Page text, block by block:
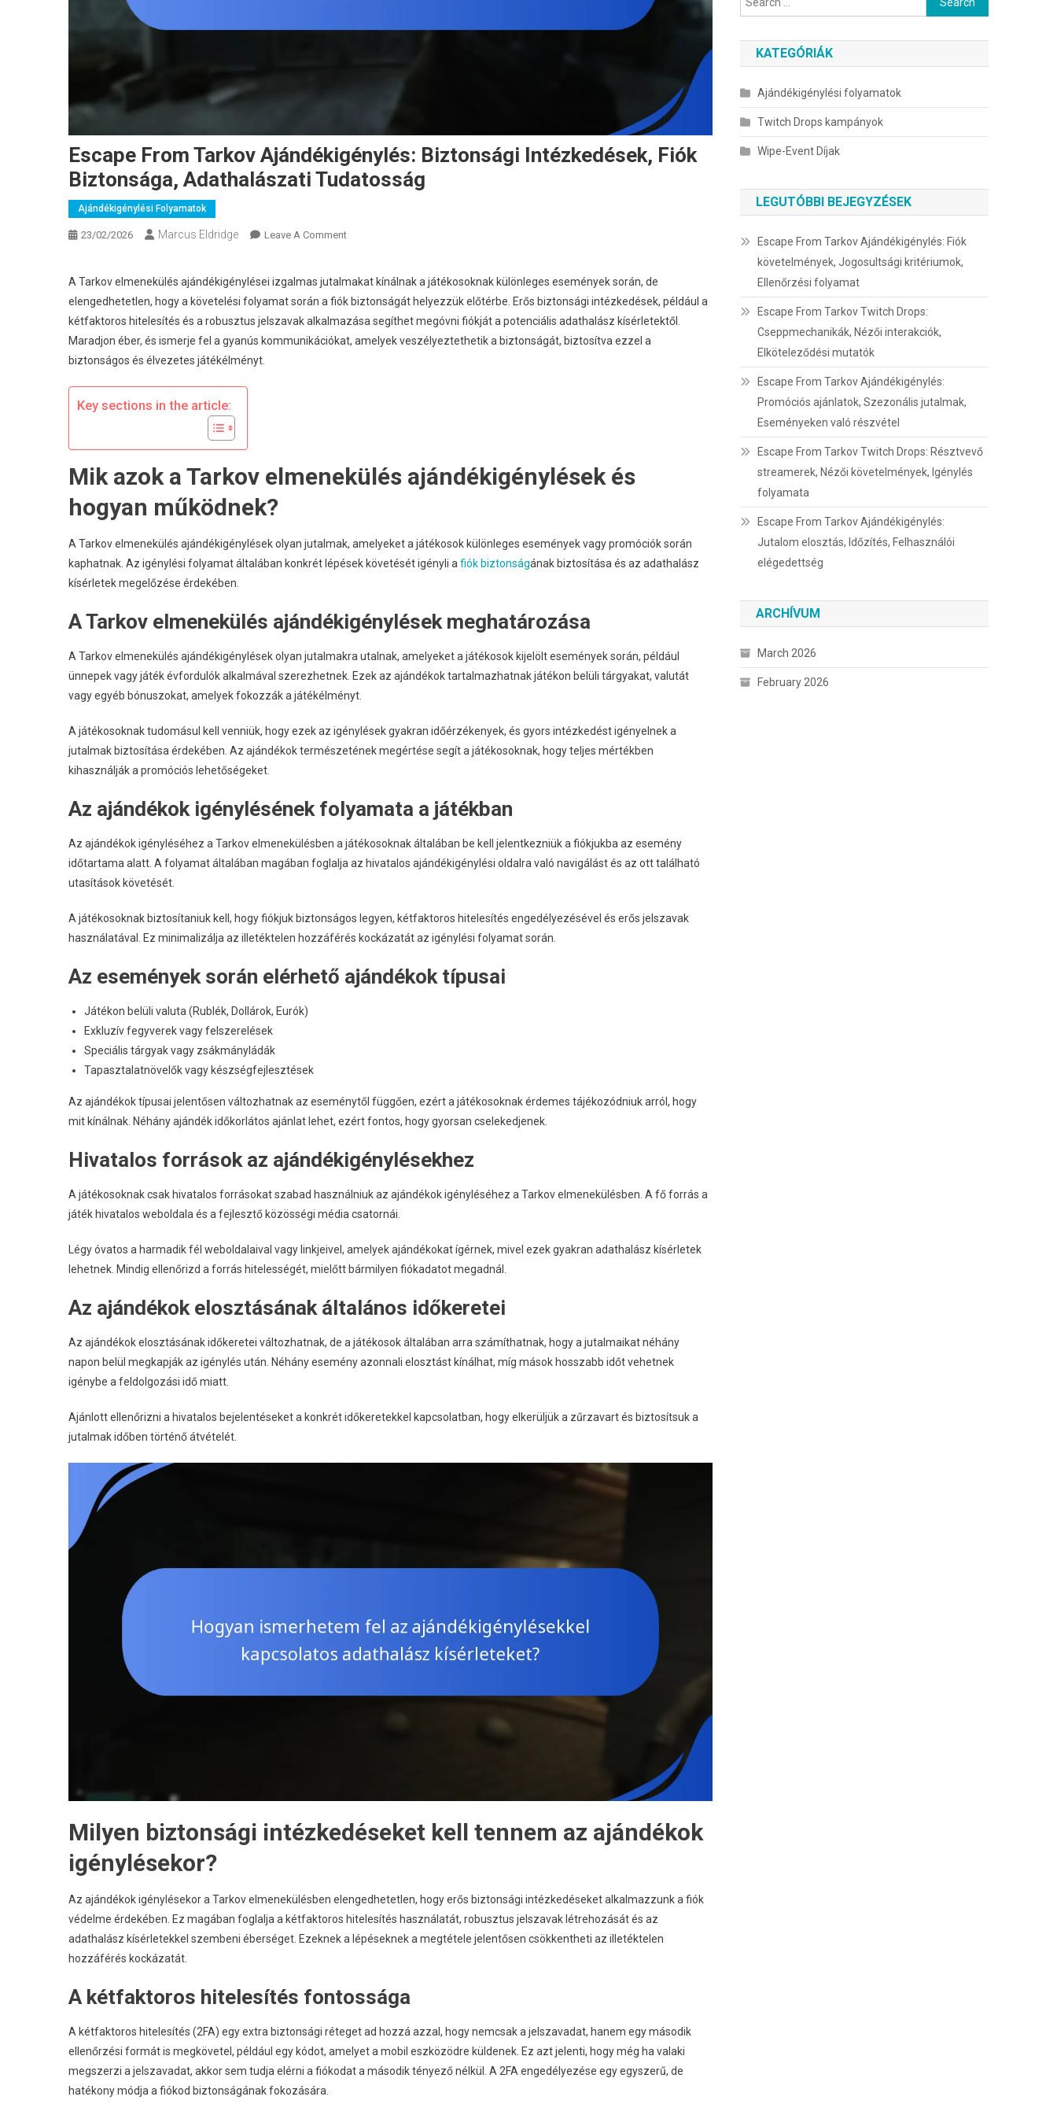
Escape From Tarkov Ajándékigénylés: Biztonsági Intézkedések, Fiók
Biztonsága, Adathalászati Tudatosság
Ajándékigénylési Folyamatok
23/02/2026 Marcus Eldridge Leave A CommentOn
Tarkov
Ajándékigénylés:
Biztonsági
Intézkedések,
A Tarkov elmenekülés ajándékigénylései izgalmas jutalmakat kínálnak a játékosoknak különleges események során, de
elengedhetetlen, hogy a követelési folyamat során a fiók biztonságát helyezzük előtérbe. Erős biztonsági intézkedések, például a
kétfaktoros hitelesítés és a robusztus jelszavak alkalmazása segíthet megóvni fiókját a potenciális adathalász kísérletektől.
Maradjon éber, és ismerje fel a gyanús kommunikációkat, amelyek veszélyeztethetik a biztonságát, biztosítva ezzel a
biztonságos és élvezetes játékélményt.
Key sections in the article:
Mik azok a Tarkov elmenekülés ajándékigénylések és
hogyan működnek?
A Tarkov elmenekülés ajándékigénylések olyan jutalmak, amelyeket a játékosok különleges események vagy promóciók során
kaphatnak. Az igénylési folyamat általában konkrét lépések követését igényli a fiók biztonságának biztosítása és az adathalász
kísérletek megelőzése érdekében.
A Tarkov elmenekülés ajándékigénylések meghatározása
A Tarkov elmenekülés ajándékigénylések olyan jutalmakra utalnak, amelyeket a játékosok kijelölt események során, például
ünnepek vagy játék évfordulók alkalmával szerezhetnek. Ezek az ajándékok tartalmazhatnak játékon belüli tárgyakat, valutát
vagy egyéb bónuszokat, amelyek fokozzák a játékélményt.
A játékosoknak tudomásul kell venniük, hogy ezek az igénylések gyakran időérzékenyek, és gyors intézkedést igényelnek a
jutalmak biztosítása érdekében. Az ajándékok természetének megértése segít a játékosoknak, hogy teljes mértékben
kihasználják a promóciós lehetőségeket.
Az ajándékok igénylésének folyamata a játékban
Az ajándékok igényléséhez a Tarkov elmenekülésben a játékosoknak általában be kell jelentkezniük a fiókjukba az esemény
időtartama alatt. A folyamat általában magában foglalja az hivatalos ajándékigénylési oldalra való navigálást és az ott található
utasítások követését.
A játékosoknak biztosítaniuk kell, hogy fiókjuk biztonságos legyen, kétfaktoros hitelesítés engedélyezésével és erős jelszavak
használatával. Ez minimalizálja az illetéktelen hozzáférés kockázatát az igénylési folyamat során.
Az események során elérhető ajándékok típusai
Játékon belüli valuta (Rublék, Dollárok, Eurók)
Exkluzív fegyverek vagy felszerelések
Speciális tárgyak vagy zsákmányládák
Tapasztalatnövelők vagy készségfejlesztések
Az ajándékok típusai jelentősen változhatnak az eseménytől függően, ezért a játékosoknak érdemes tájékozódniuk arról, hogy
mit kínálnak. Néhány ajándék időkorlátos ajánlat lehet, ezért fontos, hogy gyorsan cselekedjenek.
Hivatalos források az ajándékigénylésekhez
A játékosoknak csak hivatalos forrásokat szabad használniuk az ajándékok igényléséhez a Tarkov elmenekülésben. A fő forrás a
játék hivatalos weboldala és a fejlesztő közösségi média csatornái.
Légy óvatos a harmadik fél weboldalaival vagy linkjeivel, amelyek ajándékokat ígérnek, mivel ezek gyakran adathalász kísérletek
lehetnek. Mindig ellenőrizd a forrás hitelességét, mielőtt bármilyen fiókadatot megadnál.
Az ajándékok elosztásának általános időkeretei
Az ajándékok elosztásának időkeretei változhatnak, de a játékosok általában arra számíthatnak, hogy a jutalmaikat néhány
napon belül megkapják az igénylés után. Néhány esemény azonnali elosztást kínálhat, míg mások hosszabb időt vehetnek
igénybe a feldolgozási idő miatt.
Ajánlott ellenőrizni a hivatalos bejelentéseket a konkrét időkeretekkel kapcsolatban, hogy elkerüljük a zűrzavart és biztosítsuk a
jutalmak időben történő átvételét.
Milyen biztonsági intézkedéseket kell tennem az ajándékok
igénylésekor?
Az ajándékok igénylésekor a Tarkov elmenekülésben elengedhetetlen, hogy erős biztonsági intézkedéseket alkalmazzunk a fiók
védelme érdekében. Ez magában foglalja a kétfaktoros hitelesítés használatát, robusztus jelszavak létrehozását és az
adathalász kísérletekkel szembeni éberséget. Ezeknek a lépéseknek a megtétele jelentősen csökkentheti az illetéktelen
hozzáférés kockázatát.
A kétfaktoros hitelesítés fontossága
A kétfaktoros hitelesítés (2FA) egy extra biztonsági réteget ad hozzá azzal, hogy nemcsak a jelszavadat, hanem egy második
ellenőrzési formát is megkövetel, például egy kódot, amelyet a mobil eszközödre küldenek. Ez azt jelenti, hogy még ha valaki
megszerzi a jelszavadat, akkor sem tudja elérni a fiókodat a második tényező nélkül. A 2FA engedélyezése egy egyszerű, de
hatékony módja a fiókod biztonságának fokozására.
for:
KATEGÓRIÁK
Ajándékigénylési folyamatok
Twitch Drops kampányok
Wipe-Event Díjak
LEGUTÓBBI BEJEGYZÉSEK
Escape From Tarkov Ajándékigénylés: Fiók
követelmények, Jogosultsági kritériumok,
Ellenőrzési folyamat
Escape From Tarkov Twitch Drops:
Cseppmechanikák, Nézői interakciók,
Elköteleződési mutatók
Escape From Tarkov Ajándékigénylés:
Promóciós ajánlatok, Szezonális jutalmak,
Eseményeken való részvétel
Escape From Tarkov Twitch Drops: Résztvevő
streamerek, Nézői követelmények, Igénylés
folyamata
Escape From Tarkov Ajándékigénylés:
Jutalom elosztás, Időzítés, Felhasználói
elégedettség
ARCHÍVUM
March 2026
February 2026